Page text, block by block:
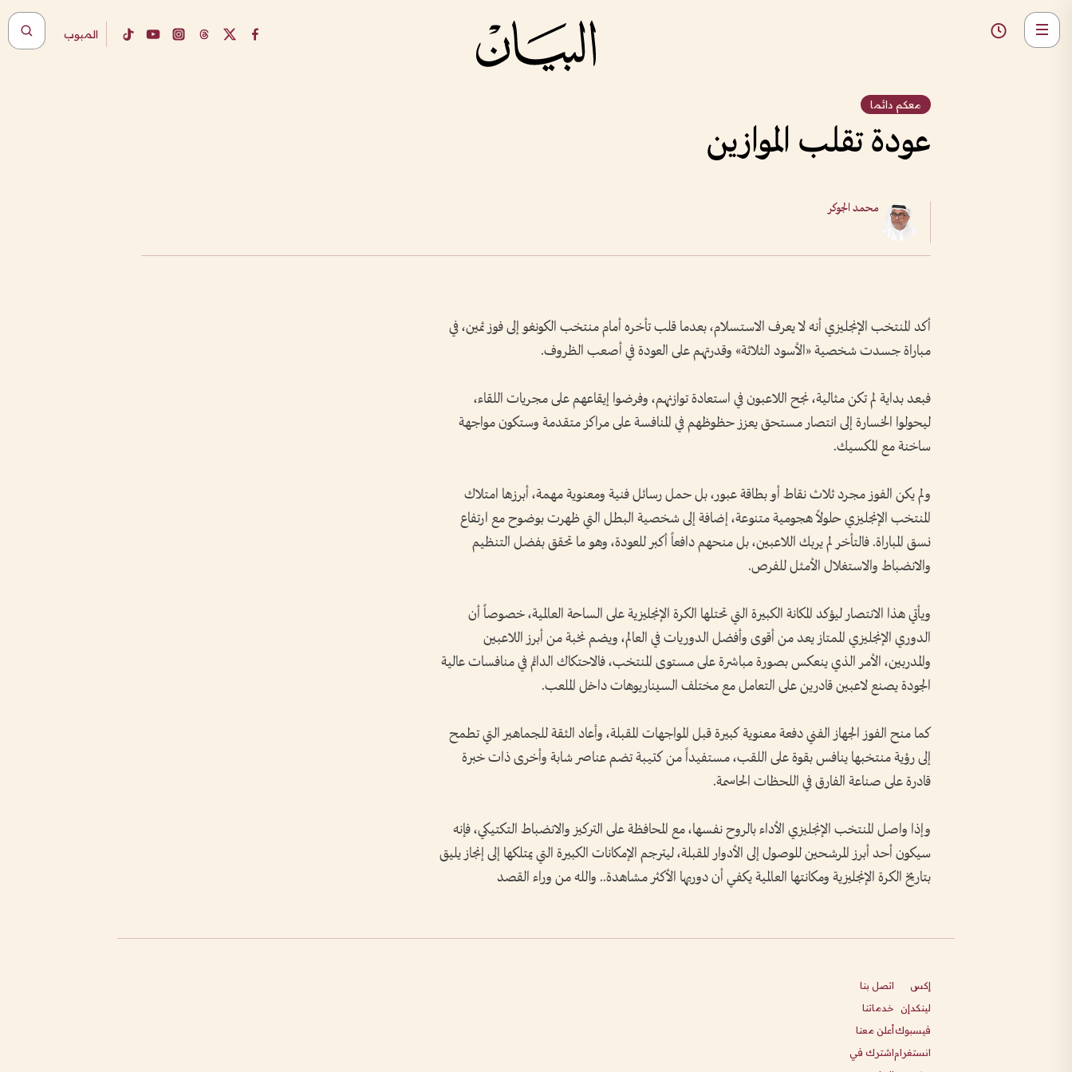
المبوب
معكم دائما
عودة تقلب الموازين
محمد الجوكر
أكد المنتخب الإنجليزي أنه لا يعرف الاستسلام، بعدما قلب تأخره أمام منتخب الكونغو إلى فوز ثمين، في
مباراة جسدت شخصية «الأسود الثلاثة» وقدرتهم على العودة في أصعب الظروف.
فبعد بداية لم تكن مثالية، نجح اللاعبون في استعادة توازنهم، وفرضوا إيقاعهم على مجريات اللقاء،
ليحولوا الخسارة إلى انتصار مستحق يعزز حظوظهم في المنافسة على مراكز متقدمة وستكون مواجهة
ساخنة مع المكسيك.
ولم يكن الفوز مجرد ثلاث نقاط أو بطاقة عبور، بل حمل رسائل فنية ومعنوية مهمة، أبرزها امتلاك
المنتخب الإنجليزي حلولاً هجومية متنوعة، إضافة إلى شخصية البطل التي ظهرت بوضوح مع ارتفاع
نسق المباراة. فالتأخر لم يربك اللاعبين، بل منحهم دافعاً أكبر للعودة، وهو ما تحقق بفضل التنظيم
والانضباط والاستغلال الأمثل للفرص.
ويأتي هذا الانتصار ليؤكد المكانة الكبيرة التي تحتلها الكرة الإنجليزية على الساحة العالمية، خصوصاً أن
الدوري الإنجليزي الممتاز يعد من أقوى وأفضل الدوريات في العالم، ويضم نخبة من أبرز اللاعبين
والمدربين، الأمر الذي ينعكس بصورة مباشرة على مستوى المنتخب، فالاحتكاك الدائم في منافسات عالية
الجودة يصنع لاعبين قادرين على التعامل مع مختلف السيناريوهات داخل الملعب.
كما منح الفوز الجهاز الفني دفعة معنوية كبيرة قبل المواجهات المقبلة، وأعاد الثقة للجماهير التي تطمح
إلى رؤية منتخبها ينافس بقوة على اللقب، مستفيداً من كتيبة تضم عناصر شابة وأخرى ذات خبرة
قادرة على صناعة الفارق في اللحظات الحاسمة.
وإذا واصل المنتخب الإنجليزي الأداء بالروح نفسها، مع المحافظة على التركيز والانضباط التكتيكي، فإنه
سيكون أحد أبرز المرشحين للوصول إلى الأدوار المقبلة، ليترجم الإمكانات الكبيرة التي يمتلكها إلى إنجاز يليق
بتاريخ الكرة الإنجليزية ومكانتها العالمية يكفي أن دوريها الأكثر مشاهدة.. والله من وراء القصد
إكس
لينكدإن
فيسبوك
انستغرام
اتصل بنا
خدماتنا
أعلن معنا
اشترك في